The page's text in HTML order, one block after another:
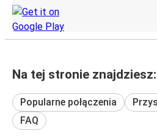
Na tej stronie znajdziesz:
Popularne połączenia
FAQ